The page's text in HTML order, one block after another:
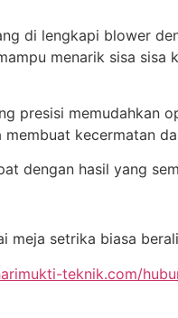
di lengkapi blower
menarik sisa
presisi memudahkan
kecermatan
dengan hasil yang
setrika biasa
teknik.com/